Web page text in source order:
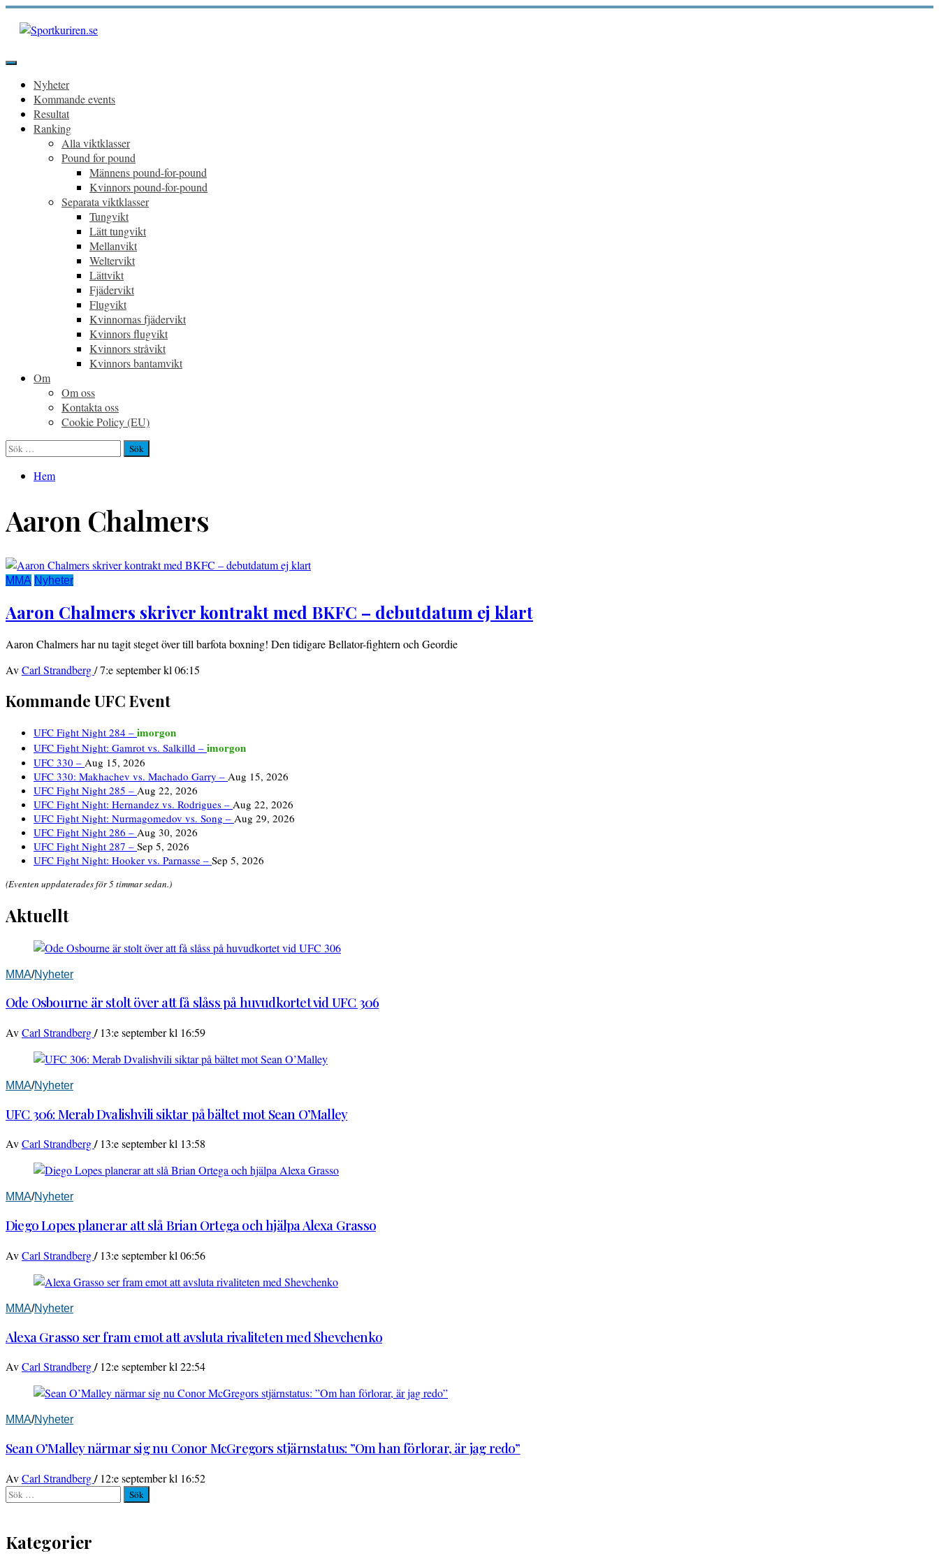
Hoppa
innehåll
Primär
Nyheter
Kommande events
Resultat
Ranking
Alla viktklasser
Pound for pound
Männens pound-for-pound
Kvinnors pound-for-pound
Separata viktklasser
Tungvikt
Lätt tungvikt
Mellanvikt
Weltervikt
Lättvikt
Fjädervikt
Flugvikt
Kvinnornas fjädervikt
Kvinnors flugvikt
Kvinnors stråvikt
Kvinnors bantamvikt
Om
Om oss
Kontakta oss
Cookie Policy (EU)
Sök
efter:
Hem
Aaron Chalmers
MMA Nyheter
Aaron Chalmers skriver kontrakt med BKFC – debutdatum ej klart
Aaron Chalmers har nu tagit steget över till barfota boxning! Den tidigare Bellator-fightern och Geordie
AvCarl Strandberg/7:e september kl 06:15
Kommande UFC Event
UFC Fight Night 284 – imorgon
UFC Fight Night: Gamrot vs. Salkilld – imorgon
UFC 330 – Aug 15, 2026
UFC 330: Makhachev vs. Machado Garry – Aug 15, 2026
UFC Fight Night 285 – Aug 22, 2026
UFC Fight Night: Hernandez vs. Rodrigues – Aug 22, 2026
UFC Fight Night: Nurmagomedov vs. Song – Aug 29, 2026
UFC Fight Night 286 – Aug 30, 2026
UFC Fight Night 287 – Sep 5, 2026
UFC Fight Night: Hooker vs. Parnasse – Sep 5, 2026
(Eventen uppdaterades för 5 timmar sedan.)
Aktuellt
MMA/Nyheter
Ode Osbourne är stolt över att få slåss på huvudkortet vid UFC 306
AvCarl Strandberg/ 13:e september kl 16:59
MMA/Nyheter
UFC 306: Merab Dvalishvili siktar på bältet mot Sean O’Malley
AvCarl Strandberg/ 13:e september kl 13:58
MMA/Nyheter
Diego Lopes planerar att slå Brian Ortega och hjälpa Alexa Grasso
AvCarl Strandberg/ 13:e september kl 06:56
MMA/Nyheter
Alexa Grasso ser fram emot att avsluta rivaliteten med Shevchenko
AvCarl Strandberg/ 12:e september kl 22:54
MMA/Nyheter
Sean O’Malley närmar sig nu Conor McGregors stjärnstatus: ”Om han förlorar, är jag redo”
AvCarl Strandberg/ 12:e september kl 16:52
Sök
efter:
Kategorier